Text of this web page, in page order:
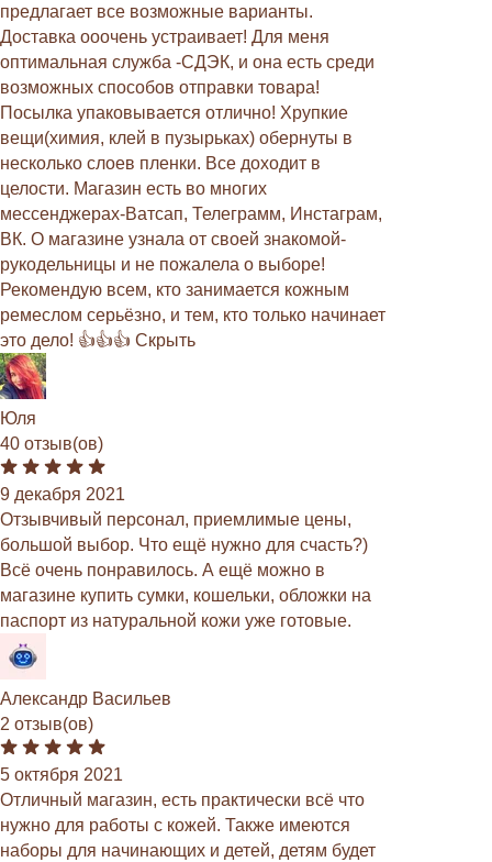
предлагает все возможные варианты.
Доставка ооочень устраивает! Для меня
оптимальная служба -СДЭК, и она есть среди
возможных способов отправки товара!
Посылка упаковывается отлично! Хрупкие
вещи(химия, клей в пузырьках) обернуты в
несколько слоев пленки. Все доходит в
целости. Магазин есть во многих
мессенджерах-Ватсап, Телеграмм, Инстаграм,
ВК. О магазине узнала от своей знакомой-
рукодельницы и не пожалела о выборе!
Рекомендую всем, кто занимается кожным
ремеслом серьёзно, и тем, кто только начинает
это дело! 👍👍👍 Скрыть
Юля
40 отзыв(ов)
9 декабря 2021
Отзывчивый персонал, приемлимые цены,
большой выбор. Что ещё нужно для счасть?)
Всё очень понравилось. А ещё можно в
магазине купить сумки, кошельки, обложки на
паспорт из натуральной кожи уже готовые.
Александр Васильев
2 отзыв(ов)
5 октября 2021
Отличный магазин, есть практически всё что
нужно для работы с кожей. Также имеются
наборы для начинающих и детей, детям будет